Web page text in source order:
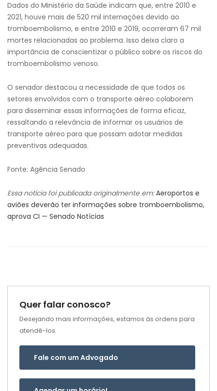
Dados do Ministério da Saúde indicam que, entre 2010 e
2021, houve mais de 520 mil internações devido ao
tromboembolismo, e entre 2010 e 2019, ocorreram 67 mil
mortes relacionadas ao problema. Isso deixa claro a
importância de conscientizar o público sobre os riscos do
tromboembolismo venoso.
O senador destacou a necessidade de que todos os
setores envolvidos com o transporte aéreo colaborem
para disseminar essas informações de forma eficaz,
ressaltando a relevância de informar os usuários de
transporte aéreo para que possam adotar medidas
preventivas adequadas.
Fonte: Agência Senado
Essa notícia foi publicada originalmente em: Aeroportos e
aviões deverão ter informações sobre tromboembolismo,
aprova CI — Senado Notícias
Quer falar conosco?
Desejando mais informações, estamos às ordens para
atendê-los.
Fale com um Advogado